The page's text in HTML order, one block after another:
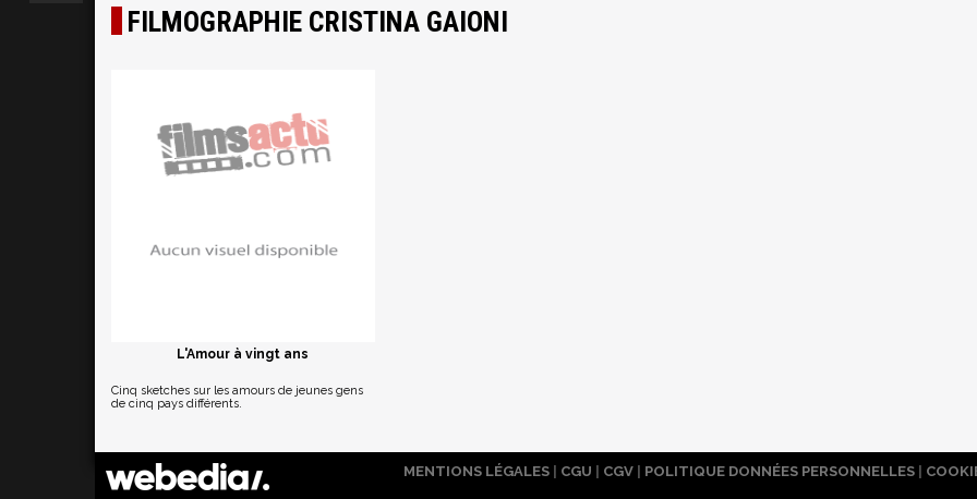
FILMOGRAPHIE CRISTINA GAIONI
L'Amour à vingt ans
Cinq sketches sur les amours de jeunes gens
de cinq pays différents.
MENTIONS LÉGALES CGU CGV POLITIQUE DONNÉES PERSONNELLES